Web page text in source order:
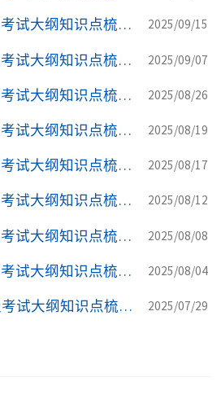
【GESP】C++五级考试大纲知识点梳理, (6) 二分查找和二分答案 2025/09/15
【GESP】C++五级考试大纲知识点梳理, (5) 算法复杂度估算（多项式、对数） 2025/09/07
【GESP】C++五级考试大纲知识点梳理, (4) 辗转相除法、素数表和唯一性定理 2025/08/26
【GESP】C++五级考试大纲知识点梳理, (3-4) 链表-双向循环链表 2025/08/19
【GESP】C++五级考试大纲知识点梳理, (3-3) 链表-单向循环链表 2025/08/17
【GESP】C++五级考试大纲知识点梳理, (3-2) 链表-双向链表 2025/08/12
【GESP】C++五级考试大纲知识点梳理, (3-1) 链表-单链表 2025/08/08
【GESP】C++五级考试大纲知识点梳理, (2) 模拟高精度计算 2025/08/04
【GESP】C++五级考试大纲知识点梳理, (1) 初等数论 2025/07/29